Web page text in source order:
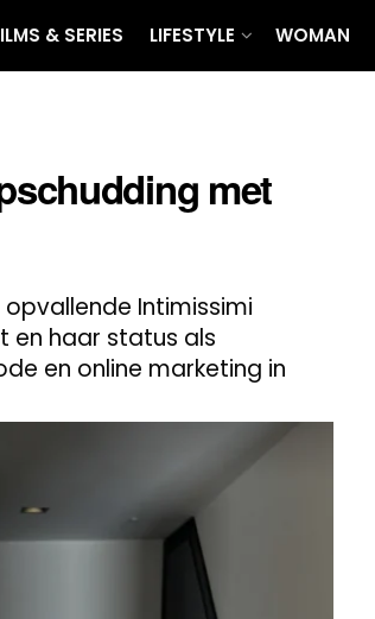
& SERIES LIFESTYLE WOMAN
met
Intimissimi
en haar status als
en online marketing in